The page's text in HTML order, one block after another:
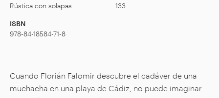
Rústica con solapas
133
ISBN
978-84-18584-71-8
Cuando Florián Falomir descubre el cadáver de una
muchacha en una playa de Cádiz, no puede imaginar